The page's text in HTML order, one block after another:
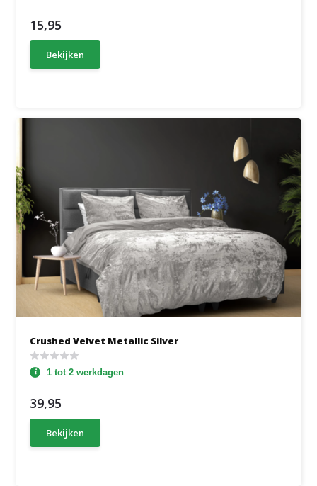
15,95
Bekijken
Crushed Velvet Metallic Silver
1 tot 2 werkdagen
39,95
Bekijken